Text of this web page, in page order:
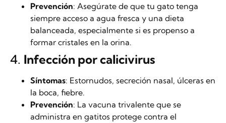
Prevención: Asegúrate de que tu gato tenga
siempre acceso a agua fresca y una dieta
balanceada, especialmente si es propenso a
formar cristales en la orina.
4. Infección por calicivirus
Síntomas: Estornudos, secreción nasal, úlceras en
la boca, fiebre.
Prevención: La vacuna trivalente que se
administra en gatitos protege contra el